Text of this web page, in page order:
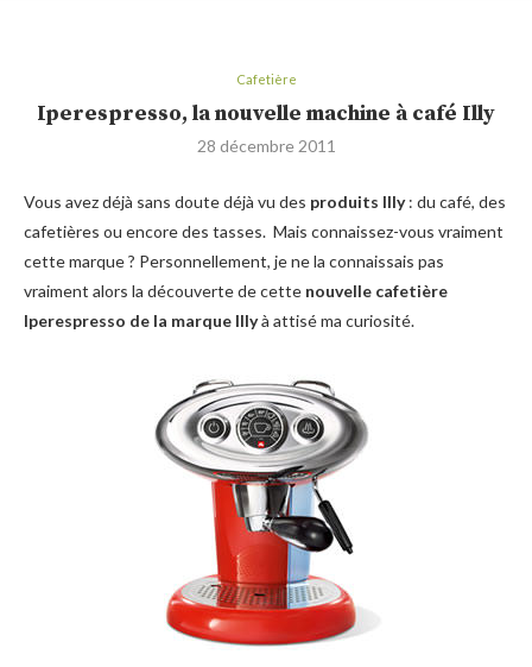
Cafetière
Iperespresso, la nouvelle machine à café Illy
28 décembre 2011
Vous avez déjà sans doute déjà vu des produits Illy: du café, des
cafetières ou encore des tasses. Mais connaissez-vous vraiment
cette marque ? Personnellement, je ne la connaissais pas
vraiment alors la découverte de cette nouvelle cafetière
Iperespresso de la marque Illyà attisé ma curiosité.